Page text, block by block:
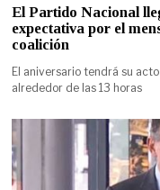
El Partido Nacional
expectativa por el
coalición
El aniversario tendrá su
alrededor de las 13 horas